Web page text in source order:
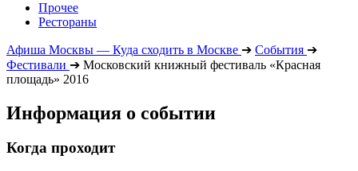
Прочее
Рестораны
Афиша Москвы — Куда сходить в Москве ➔ События ➔
Фестивали ➔ Московский книжный фестиваль «Красная
площадь» 2016
Информация о событии
Когда проходит